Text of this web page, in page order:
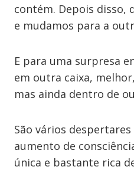
contém. Depois disso,
e mudamos para a
E para uma surpresa
em outra caixa,
mas ainda dentro de
São vários
aumento de
única e bastante rica